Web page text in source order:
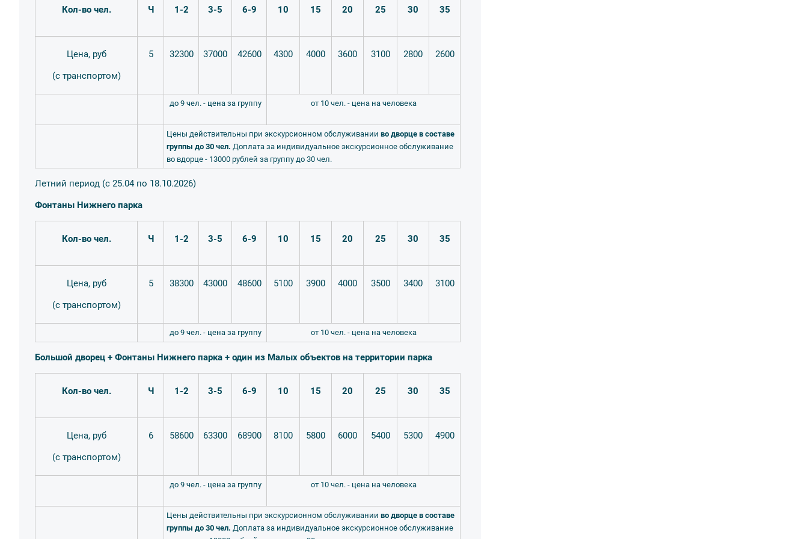
Кол-во чел. Ч 1-2 3-5 6-9 10 15 20 25 30 35
Цена, руб
(с транспортом)
5 32300 37000 42600 4300 4000 3600 3100 2800 2600
до 9 чел. - цена за группу от 10 чел. - цена на человека
Цены действительны при экскурсионном обслуживании во дворце в составе
группы до 30 чел. Доплата за индивидуальное экскурсионное обслуживание
во вдорце - 13000 рублей за группу до 30 чел.
Летний период (с 25.04 по 18.10.2026)
Фонтаны Нижнего парка
Кол-во чел. Ч 1-2 3-5 6-9 10 15 20 25 30 35
Цена, руб
(с транспортом)
5 38300 43000 48600 5100 3900 4000 3500 3400 3100
до 9 чел. - цена за группу от 10 чел. - цена на человека
Большой дворец + Фонтаны Нижнего парка + один из Малых объектов на территории парка
Кол-во чел. Ч 1-2 3-5 6-9 10 15 20 25 30 35
Цена, руб
(с транспортом)
6 58600 63300 68900 8100 5800 6000 5400 5300 4900
до 9 чел. - цена за группу от 10 чел. - цена на человека
Цены действительны при экскурсионном обслуживании во дворце в составе
группы до 30 чел. Доплата за индивидуальное экскурсионное обслуживание